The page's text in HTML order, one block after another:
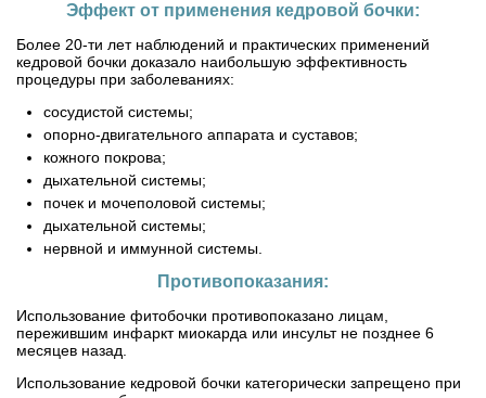
Эффект от применения кедровой бочки:
Более 20-ти лет наблюдений и практических применений
кедровой бочки доказало наибольшую эффективность
процедуры при заболеваниях:
сосудистой системы;
опорно-двигательного аппарата и суставов;
кожного покрова;
дыхательной системы;
почек и мочеполовой системы;
дыхательной системы;
нервной и иммунной системы.
Противопоказания:
Использование фитобочки противопоказано лицам,
пережившим инфаркт миокарда или инсульт не позднее 6
месяцев назад.
Использование кедровой бочки категорически запрещено при